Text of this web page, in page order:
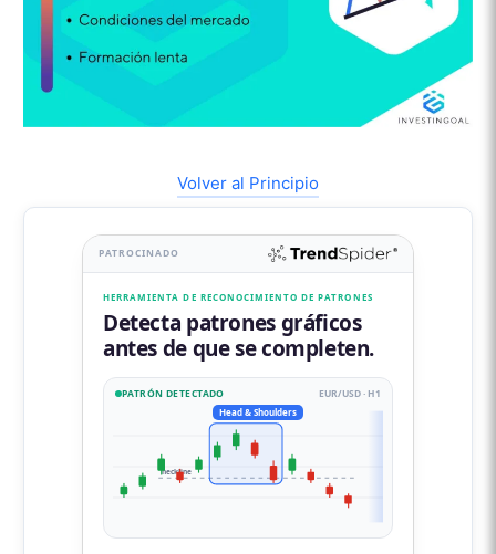
Volver al Principio
PATROCINADO
HERRAMIENTA DE RECONOCIMIENTO DE PATRONES
Detecta patrones gráficos
antes de que se completen.
PATRÓN DETECTADO EUR/USD · H1
neckline
Head & Shoulders